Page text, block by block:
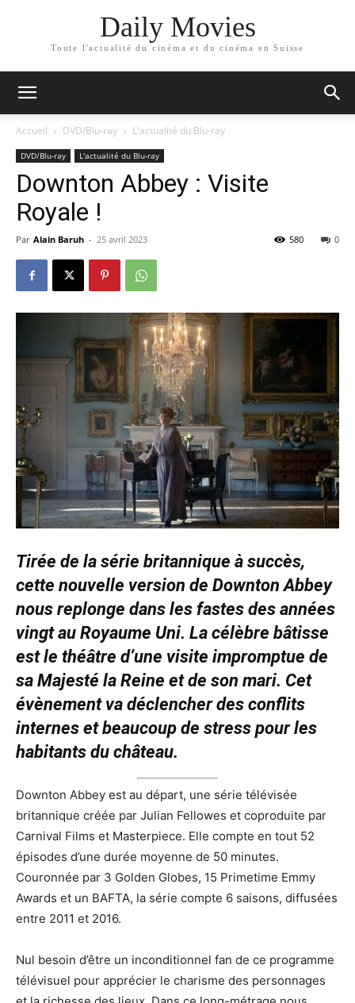
Daily Movies
Toute l'actualité du cinéma et du cinéma en Suisse
Accueil DVD/Blu-ray L'actualité du Blu-ray
DVD/Blu-ray L'actualité du Blu-ray
Downton Abbey : Visite
Royale !
Par Alain Baruh - 25 avril 2023 0
580
Tirée de la série britannique à succès,
cette nouvelle version de Downton Abbey
nous replonge dans les fastes des années
vingt au Royaume Uni. La célèbre bâtisse
est le théâtre d’une visite impromptue de
sa Majesté la Reine et de son mari. Cet
évènement va déclencher des conflits
internes et beaucoup de stress pour les
habitants du château.
Downton Abbey est au départ, une série télévisée
britannique créée par Julian Fellowes et coproduite par
Carnival Films et Masterpiece. Elle compte en tout 52
épisodes d’une durée moyenne de 50 minutes.
Couronnée par 3 Golden Globes, 15 Primetime Emmy
Awards et un BAFTA, la série compte 6 saisons, diffusées
entre 2011 et 2016.
Nul besoin d’être un inconditionnel fan de ce programme
télévisuel pour apprécier le charisme des personnages